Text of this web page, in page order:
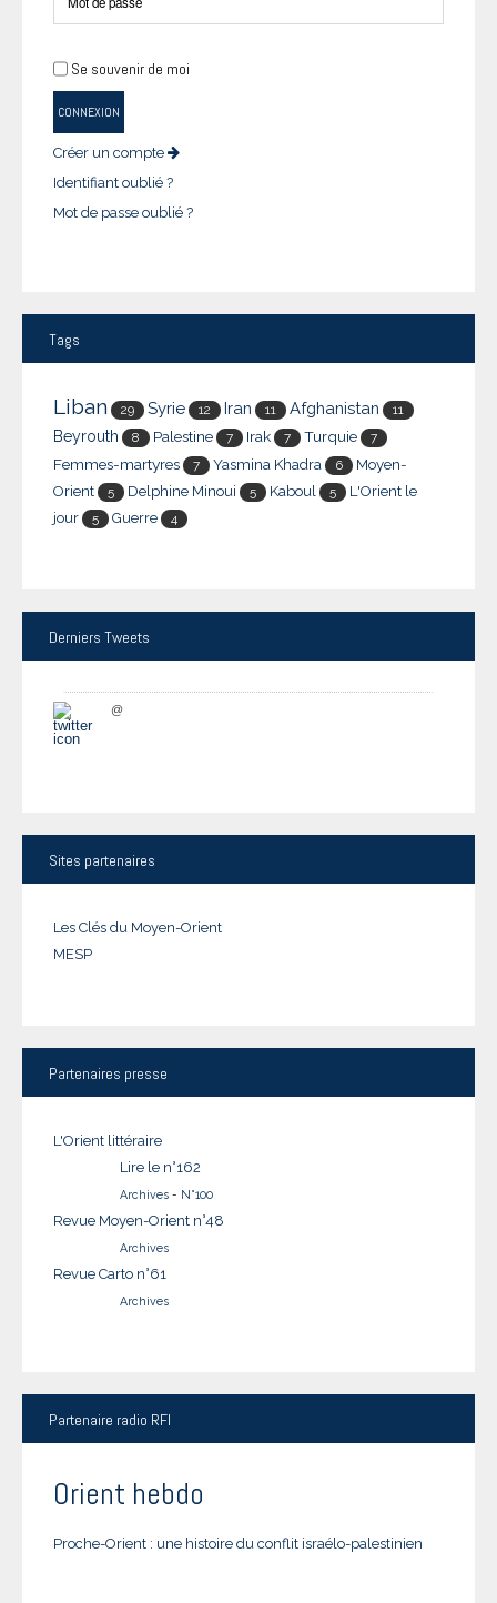
Se souvenir de moi
CONNEXION
Créer un compte
Identifiant oublié ?
Mot de passe oublié ?
Tags
Liban 29 Syrie 12 Iran 11 Afghanistan 11
Beyrouth 8 Palestine 7 Irak 7 Turquie 7
Femmes-martyres 7 Yasmina Khadra 6
Moyen-
Orient
5 Delphine Minoui 5 Kaboul 5
L'Orient le
jour
5 Guerre 4
Derniers Tweets
@
Sites partenaires
Les Clés du Moyen-Orient
MESP
Partenaires presse
L'Orient littéraire
Lire le n°162
Archives - N°100
Revue Moyen-Orient n°48
Archives
Revue Carto n°61
Archives
Partenaire radio RFI
Orient hebdo
Proche-Orient : une histoire du conflit israélo-palestinien